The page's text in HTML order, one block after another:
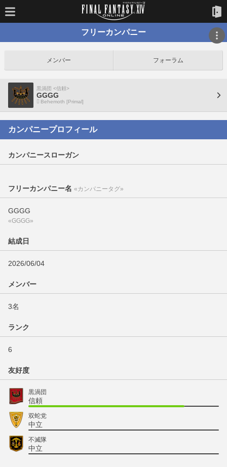
フリーカンパニー
メンバー フォーラム
黒渦団 <信頼>
GGGG
Behemoth [Primal]
カンパニープロフィール
カンパニースローガン
フリーカンパニー名 «カンパニータグ»
GGGG
«GGGG»
結成日
2026/06/04
メンバー
3名
ランク
6
友好度
黒渦団
信頼
双蛇党
中立
不滅隊
中立